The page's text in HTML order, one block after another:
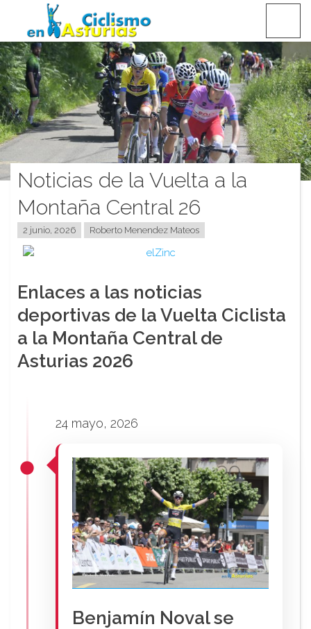
CICLISMO EN ASTURIAS
Noticias de la Vuelta a la
Montaña Central 26
2 junio, 2026 Roberto Menendez Mateos
Enlaces a las noticias
deportivas de la Vuelta Ciclista
a la Montaña Central de
Asturias 2026
24 mayo, 2026
Benjamín Noval se